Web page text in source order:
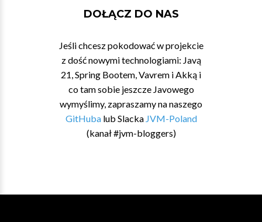
DOŁĄCZ DO NAS
Jeśli chcesz pokodować w projekcie
z dość nowymi technologiami: Javą
21, Spring Bootem, Vavrem i Akką i
co tam sobie jeszcze Javowego
wymyślimy, zapraszamy na naszego
GitHubalub Slacka JVM-Poland
(kanał #jvm-bloggers)